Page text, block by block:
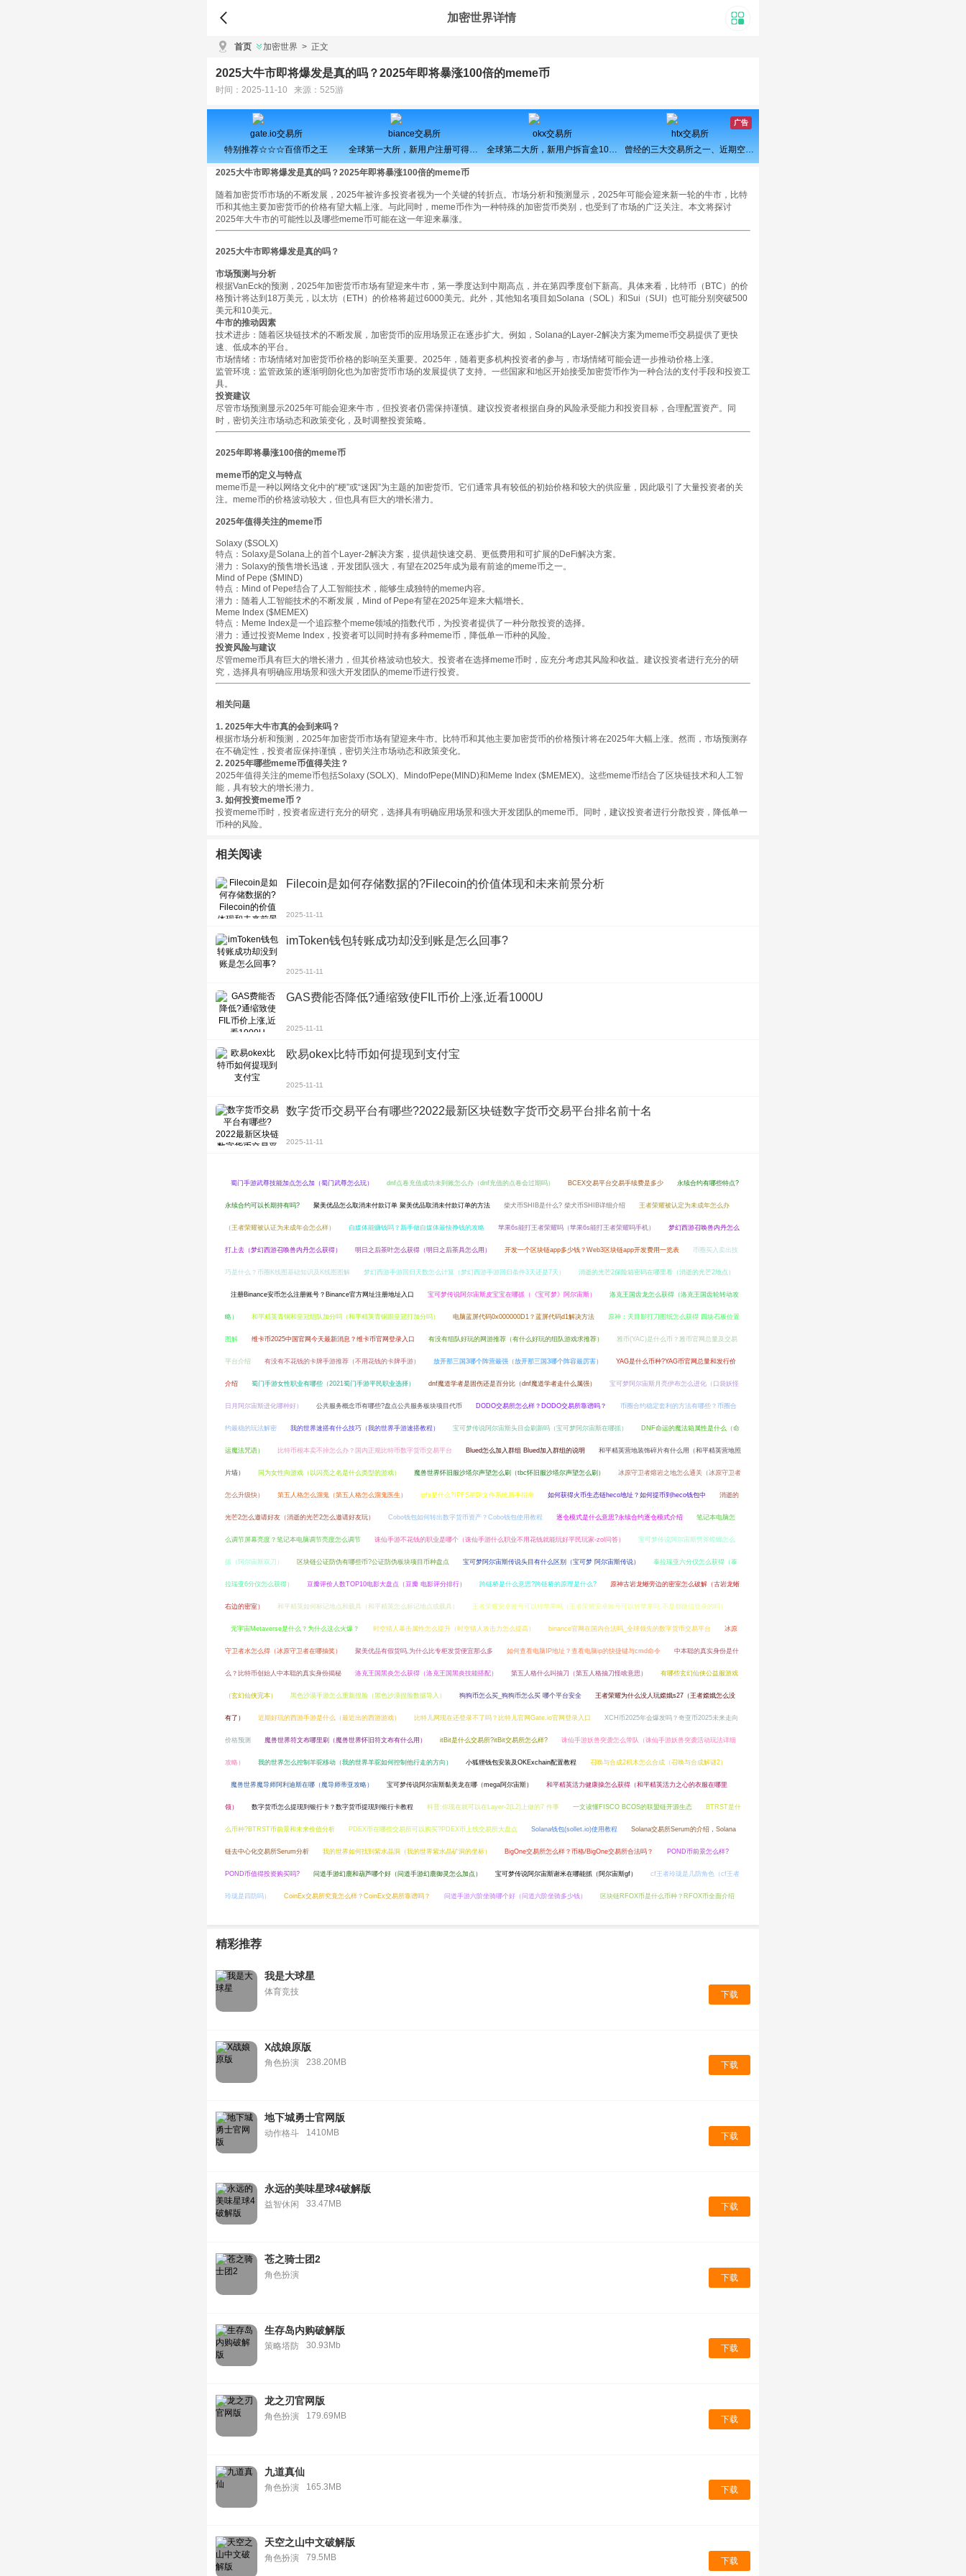
加密世界详情
首页 加密世界 > 正文
2025大牛市即将爆发是真的吗？2025年即将暴涨100倍的meme币
时间：2025-11-10 来源：525游
广告
gate.io交易所
特别推荐☆☆☆百倍币之王
biance交易所
全球第一大所，新用户注册可得100USDT奖励
okx交易所
全球第二大所，新用户拆盲盒100%中奖，最高价值60000元
htx交易所
曾经的三大交易所之一、近期空投活动较多，力争重回巅峰
2025大牛市即将爆发是真的吗？2025年即将暴涨100倍的meme币
随着加密货币市场的不断发展，2025年被许多投资者视为一个关键的转折点。市场分析和预测显示，2025年可能会迎来新一轮的牛市，比特
币和其他主要加密货币的价格有望大幅上涨。与此同时，meme币作为一种特殊的加密货币类别，也受到了市场的广泛关注。本文将探讨
2025年大牛市的可能性以及哪些meme币可能在这一年迎来暴涨。
2025大牛市即将爆发是真的吗？
市场预测与分析
根据VanEck的预测，2025年加密货币市场有望迎来牛市，第一季度达到中期高点，并在第四季度创下新高。具体来看，比特币（BTC）的价
格预计将达到18万美元，以太坊（ETH）的价格将超过6000美元。此外，其他知名项目如Solana（SOL）和Sui（SUI）也可能分别突破500
美元和10美元。
牛市的推动因素
技术进步 ：随着区块链技术的不断发展，加密货币的应用场景正在逐步扩大。例如，Solana的Layer-2解决方案为meme币交易提供了更快
速、低成本的平台。
市场情绪 ：市场情绪对加密货币价格的影响至关重要。2025年，随着更多机构投资者的参与，市场情绪可能会进一步推动价格上涨。
监管环境 ：监管政策的逐渐明朗化也为加密货币市场的发展提供了支持。一些国家和地区开始接受加密货币作为一种合法的支付手段和投资工
具。
投资建议
尽管市场预测显示2025年可能会迎来牛市，但投资者仍需保持谨慎。建议投资者根据自身的风险承受能力和投资目标，合理配置资产。同
时，密切关注市场动态和政策变化，及时调整投资策略。
2025年即将暴涨100倍的meme币
meme币的定义与特点
meme币是一种以网络文化中的“梗”或“迷因”为主题的加密货币。它们通常具有较低的初始价格和较大的供应量，因此吸引了大量投资者的关
注。meme币的价格波动较大，但也具有巨大的增长潜力。
2025年值得关注的meme币
Solaxy ($SOLX)
特点 ：Solaxy是Solana上的首个Layer-2解决方案，提供超快速交易、更低费用和可扩展的DeFi解决方案。
潜力 ：Solaxy的预售增长迅速，开发团队强大，有望在2025年成为最有前途的meme币之一。
Mind of Pepe ($MIND)
特点 ：Mind of Pepe结合了人工智能技术，能够生成独特的meme内容。
潜力 ：随着人工智能技术的不断发展，Mind of Pepe有望在2025年迎来大幅增长。
Meme Index ($MEMEX)
特点 ：Meme Index是一个追踪整个meme领域的指数代币，为投资者提供了一种分散投资的选择。
潜力 ：通过投资Meme Index，投资者可以同时持有多种meme币，降低单一币种的风险。
投资风险与建议
尽管meme币具有巨大的增长潜力，但其价格波动也较大。投资者在选择meme币时，应充分考虑其风险和收益。建议投资者进行充分的研
究，选择具有明确应用场景和强大开发团队的meme币进行投资。
相关问题
1. 2025年大牛市真的会到来吗？
根据市场分析和预测，2025年加密货币市场有望迎来牛市。比特币和其他主要加密货币的价格预计将在2025年大幅上涨。然而，市场预测存
在不确定性，投资者应保持谨慎，密切关注市场动态和政策变化。
2. 2025年哪些meme币值得关注？
2025年值得关注的meme币包括Solaxy (SOLX)、MindofPepe(MIND)和Meme Index ($MEMEX)。这些meme币结合了区块链技术和人工智
能，具有较大的增长潜力。
3. 如何投资meme币？
投资meme币时，投资者应进行充分的研究，选择具有明确应用场景和强大开发团队的meme币。同时，建议投资者进行分散投资，降低单一
币种的风险。
相关阅读
Filecoin是如何存储数据的?Filecoin的价值体现和未来前景分析
2025-11-11
imToken钱包转账成功却没到账是怎么回事?
2025-11-11
GAS费能否降低?通缩致使FIL币价上涨,近看1000U
2025-11-11
欧易okex比特币如何提现到支付宝
2025-11-11
数字货币交易平台有哪些?2022最新区块链数字货币交易平台排名前十名
2025-11-11
蜀门手游武尊技能加点怎么加（蜀门武尊怎么玩） dnf点卷充值成功未到账怎么办（dnf充值的点卷会过期吗） BCEX交易平台交易手续费是多少 永续合约有哪些特点?
永续合约可以长期持有吗? 聚美优品怎么取消未付款订单 聚美优品取消未付款订单的方法 柴犬币SHIB是什么? 柴犬币SHIB详细介绍 王者荣耀被认定为未成年怎么办
（王者荣耀被认证为未成年会怎么样） 自媒体能赚钱吗？新手做自媒体最快挣钱的攻略 苹果6s能打王者荣耀吗（苹果6s能打王者荣耀吗手机） 梦幻西游召唤兽内丹怎么
打上去（梦幻西游召唤兽内丹怎么获得） 明日之后茶叶怎么获得（明日之后茶具怎么用） 开发一个区块链app多少钱？Web3区块链app开发费用一览表 币圈买入卖出技
巧是什么？币圈K线图基础知识及K线图图解 梦幻西游手游回归天数怎么计算（梦幻西游手游回归条件3天还是7天） 消逝的光芒2保险箱密码在哪里看（消逝的光芒2地点）
注册Binance安币怎么注册账号？Binance官方网址注册地址入口 宝可梦传说阿尔宙斯皮宝宝在哪抓（《宝可梦》阿尔宙斯） 洛克王国齿龙怎么获得（洛克王国齿轮转动攻
略） 和平精英青铜和皇冠组队加分吗（和平精英青铜跟皇冠打加分吗） 电脑蓝屏代码0x000000D1？蓝屏代码d1解决方法 原神：天目影打刀图纸怎么获得 四块石板位置
图解 维卡币2025中国官网今天最新消息？维卡币官网登录入口 有没有组队好玩的网游推荐（有什么好玩的组队游戏求推荐） 雅币(YAC)是什么币？雅币官网总量及交易
平台介绍 有没有不花钱的卡牌手游推荐（不用花钱的卡牌手游） 放开那三国3哪个阵营最强（放开那三国3哪个阵容最厉害） YAG是什么币种?YAG币官网总量和发行价
介绍 蜀门手游女性职业有哪些（2021蜀门手游平民职业选择） dnf魔道学者是固伤还是百分比（dnf魔道学者走什么属强） 宝可梦阿尔宙斯月亮伊布怎么进化（口袋妖怪
日月阿尔宙斯进化哪种好） 公共服务概念币有哪些?盘点公共服务板块项目代币 DODO交易所怎么样？DODO交易所靠谱吗？ 币圈合约稳定套利的方法有哪些？币圈合
约最稳的玩法解密 我的世界速搭有什么技巧（我的世界手游速搭教程） 宝可梦传说阿尔宙斯头目会刷新吗（宝可梦阿尔宙斯在哪抓） DNF命运的魔法箱属性是什么（命
运魔法咒语） 比特币根本卖不掉怎么办？国内正规比特币数字货币交易平台 Blued怎么加入群组 Blued加入群组的说明 和平精英营地装饰碎片有什么用（和平精英营地照
片墙） 同为女性向游戏（以闪亮之名是什么类型的游戏） 魔兽世界怀旧服沙塔尔声望怎么刷（tbc怀旧服沙塔尔声望怎么刷） 冰原守卫者熔岩之地怎么通关（冰原守卫者
怎么升级快） 第五人格怎么溜鬼（第五人格怎么溜鬼医生） ipfs是什么?IPFS星际文件系统新手指南 如何获得火币生态链heco地址？如何提币到heco钱包中 消逝的
光芒2怎么邀请好友（消逝的光芒2怎么邀请好友玩） Cobo钱包如何转出数字货币资产？Cobo钱包使用教程 逐仓模式是什么意思?永续合约逐仓模式介绍 笔记本电脑怎
么调节屏幕亮度？笔记本电脑调节亮度怎么调节 诛仙手游不花钱的职业是哪个（诛仙手游什么职业不用花钱就能玩好平民玩家-zol问答） 宝可梦传说阿尔宙斯劈斧螳螂怎么
抓（阿尔宙斯双刀） 区块链公证防伪有哪些币?公证防伪板块项目币种盘点 宝可梦阿尔宙斯传说头目有什么区别（宝可梦 阿尔宙斯传说） 泰拉瑞亚六分仪怎么获得（泰
拉瑞亚6分仪怎么获得） 豆瓣评价人数TOP10电影大盘点（豆瓣 电影评分排行） 跨链桥是什么意思?跨链桥的原理是什么? 原神古岩龙蜥旁边的密室怎么破解（古岩龙蜥
右边的密室） 和平精英如何标记地点和载具（和平精英怎么标记地点或载具） 王者荣耀安卓账号可以转苹果吗（王者荣耀安卓账号可以转苹果吗,不是都微信登录的吗）
元宇宙Metaverse是什么？为什么这么火爆？ 时空猎人暴击属性怎么提升（时空猎人攻击力怎么提高） binance官网在国内合法吗_全球领先的数字货币交易平台 冰原
守卫者水怎么得（冰原守卫者在哪抽奖） 聚美优品有假货吗,为什么比专柜发货便宜那么多 如何查看电脑IP地址？查看电脑ip的快捷键与cmd命令 中本聪的真实身份是什
么？比特币创始人中本聪的真实身份揭秘 洛克王国黑炎怎么获得（洛克王国黑炎技能搭配） 第五人格什么叫抽刀（第五人格抽刀怪啥意思） 有哪些玄幻仙侠公益服游戏
（玄幻仙侠完本） 黑色沙漠手游怎么重新捏脸（黑色沙漠捏脸数据导入） 狗狗币怎么买_狗狗币怎么买 哪个平台安全 王者荣耀为什么没人玩嫦娥s27（王者嫦娥怎么没
有了） 近期好玩的西游手游是什么（最近出的西游游戏） 比特儿网现在还登录不了吗？比特儿官网Gate.io官网登录入口 XCH币2025年会爆发吗？奇亚币2025未来走向
价格预测 魔兽世界符文布哪里刷（魔兽世界怀旧符文布有什么用） itBit是什么交易所?itBit交易所怎么样? 诛仙手游妖兽突袭怎么带队（诛仙手游妖兽突袭活动玩法详细
攻略） 我的世界怎么控制羊驼移动（我的世界羊驼如何控制他行走的方向） 小狐狸钱包安装及OKExchain配置教程 召唤与合成2积木怎么合成（召唤与合成解谜2）
魔兽世界魔导师阿利迪斯在哪（魔导师蒂亚攻略） 宝可梦传说阿尔宙斯黏美龙在哪（mega阿尔宙斯） 和平精英活力健康操怎么获得（和平精英活力之心的衣服在哪里
领） 数字货币怎么提现到银行卡？数字货币提现到银行卡教程 科普:你现在就可以在Layer-2(L2)上做的7 件事 一文读懂FISCO BCOS的联盟链开源生态 BTRST是什
么币种?BTRST币前景和未来价值分析 PDEX币在哪些交易所可以购买?PDEX币上线交易所大盘点 Solana钱包(sollet.io)使用教程 Solana交易所Serum的介绍，Solana
链去中心化交易所Serum分析 我的世界如何找到紫水晶洞（我的世界紫水晶矿洞的坐标） BigOne交易所怎么样？币格/BigOne交易所合法吗？ POND币前景怎么样?
POND币值得投资购买吗? 问道手游幻鹿和葫芦哪个好（问道手游幻鹿御灵怎么加点） 宝可梦传说阿尔宙斯谢米在哪能抓（阿尔宙斯gf） cf王者玲珑是几防角色（cf王者
玲珑是四防吗） CoinEx交易所究竟怎么样？CoinEx交易所靠谱吗？ 问道手游六阶坐骑哪个好（问道六阶坐骑多少钱） 区块链RFOX币是什么币种？RFOX币全面介绍
精彩推荐
我是大球星
体育竞技 下载
X战娘原版
角色扮演 238.20MB 下载
地下城勇士官网版
动作格斗 1410MB 下载
永远的美味星球4破解版
益智休闲 33.47MB 下载
苍之骑士团2
角色扮演 下载
生存岛内购破解版
策略塔防 30.93Mb 下载
龙之刃官网版
角色扮演 179.69MB 下载
九道真仙
角色扮演 165.3MB 下载
天空之山中文破解版
角色扮演 79.5MB 下载